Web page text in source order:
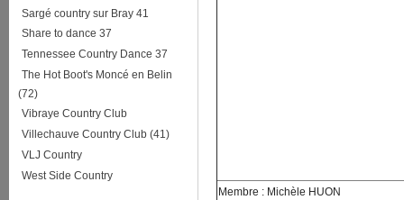
Membre : Michèle HUON
Sargé country sur Bray 41
Share to dance 37
Tennessee Country Dance 37
The Hot Boot's Moncé en Belin
(72)
Vibraye Country Club
Villechauve Country Club (41)
VLJ Country
West Side Country